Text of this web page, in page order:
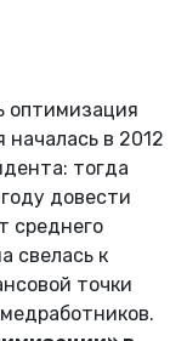
оптимизация
в 2012
тогда
довести
среднего
свелась к
точки